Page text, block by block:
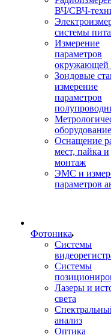
ВЧ/СВЧ-
системы
Измерение
параметров
окружающей
Зондовые
измерение
параметров
оборудование
Оснащение
мест, пайка и
монтаж
ЭМС и
параметров
Фотоника
Cистемы
Системы
Лазеры и
света
анализ
Оптика